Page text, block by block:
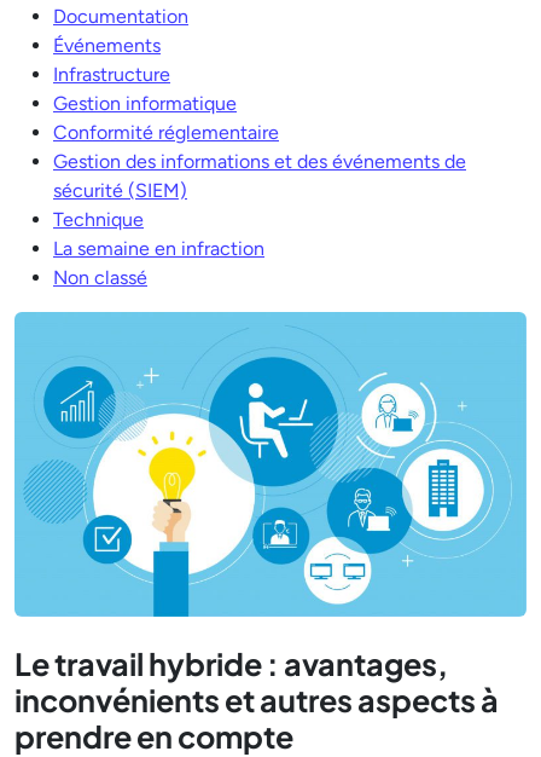
Documentation
Événements
Infrastructure
Gestion informatique
Conformité réglementaire
Gestion des informations et des événements de
sécurité (SIEM)
Technique
La semaine en infraction
Non classé
Le travail hybride : avantages,
inconvénients et autres aspects à
prendre en compte